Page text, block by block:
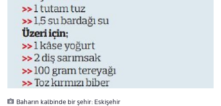
Baharın kalbinde bir şehir: Eskişehir